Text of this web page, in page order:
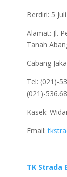
Berdiri: 5
Alamat: Jl.
Tanah
Cabang
Tel: (021)-
(021)-
Kasek:
Email:
TK Strada